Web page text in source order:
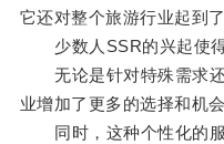
它还对整个旅游行业起到
少数人SSR的兴起使得
无论是针对特殊需求还
业增加了更多的选择和机会
同时，这种个性化的服